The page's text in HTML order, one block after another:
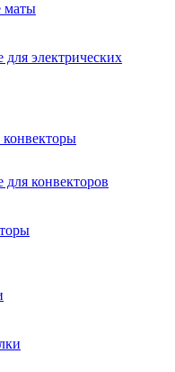
маты
электрических
конвекторов